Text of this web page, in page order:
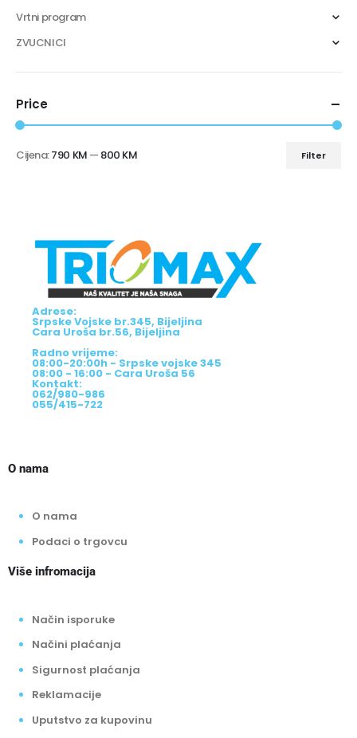
Vrtni program
ZVUCNICI
Price
Filter
Cijena:790 KM — 800 KM
Adrese:
Srpske Vojske br.345, Bijeljina
Cara Uroša br.56, Bijeljina
Radno vrijeme:
08:00-20:00h - Srpske vojske 345
08:00 - 16:00 - Cara Uroša 56
Kontakt:
062/980-986
055/415-722
O nama
O nama
Podaci o trgovcu
Više infromacija
Način isporuke
Načini plaćanja
Sigurnost plaćanja
Reklamacije
Uputstvo za kupovinu